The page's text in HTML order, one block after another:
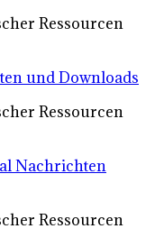
Ressourcen
und Downloads
Ressourcen
Nachrichten
Ressourcen